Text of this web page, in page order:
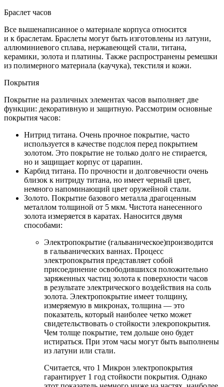
Браслет часов
Все вышенаписанное о материале корпуса относится
и к браслетам. Браслеты могут быть изготовлены из латуни,
аллюминиевого сплава, нержавеющей стали, титана,
керамики, золота и платины. Также распространены ремешки
из полимерного материала (каучука), текстиля и кожи.
Покрытия
Покрытие на различных элементах часов выполняет две
функции: декоративную и защитную. Рассмотрим основные
покрытия часов:
Нитрид титана. Очень прочное покрытие, часто
используется в качестве подслоя перед покрытием
золотом. Это покрытие не только долго не стирается,
но и защищает корпус от царапин.
Карбид титана. По прочности и долговечности очень
близок к нитриду титана, но имеет черный цвет,
немного напоминающий цвет оружейной стали.
Золото. Покрытие базового металла драгоценным
металлом толщиной от 5 мкм. Чистота нанесенного
золота измеряется в каратах. Наносится двумя
способами:
Электропокрытие (гальваническое)производится
в гальванических ваннах. Процесс
электропокрытия представляет собой
присоединение освободившихся положительно
заряженных частиц золота к поверхности часов
в результате электрического воздействия на соль
золота. Электропокрытие имеет толщину,
измеряемую в микронах, толщина — это
показатель, который наиболее четко может
свидетельствовать о стойкости элекропокрытия.
Чем толще покрытие, тем дольше оно будет
истираться. При этом часы могут быть выполнены
из латуни или стали.
Считается, что 1 Микрон электропокрытия
гарантирует 1 год стойкости покрытия. Однако